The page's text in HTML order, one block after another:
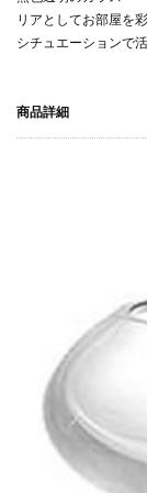
リアとしてお部屋を
シチュエーションで活
商品詳細